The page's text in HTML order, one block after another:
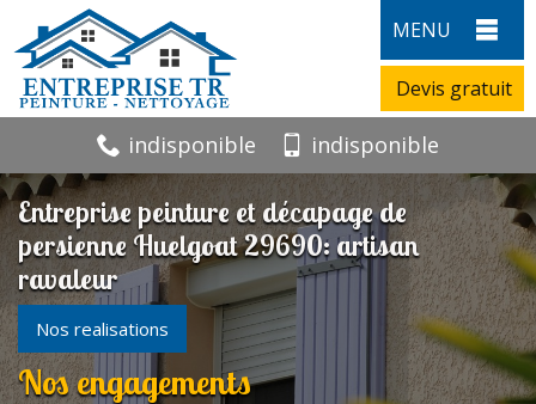
MENU
Devis gratuit
indisponible indisponible
Entreprise peinture et décapage de
persienne Huelgoat 29690: artisan
ravaleur
Nos realisations
Nos engagements